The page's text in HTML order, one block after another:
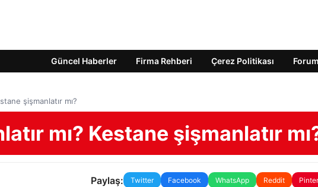
Güncel Haberler Firma Rehberi Çerez Politikası Forum
şişmanlatır mı?
mı? Kestane şişmanlatır
Paylaş: Twitter Facebook WhatsApp Reddit